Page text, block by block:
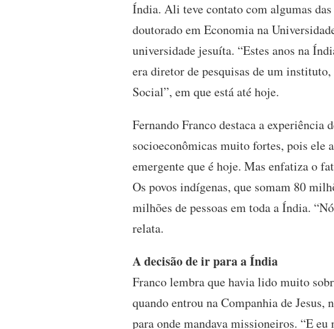
Índia. Ali teve contato com algumas
doutorado em Economia na
universidade jesuíta. “Estes anos na
era diretor de pesquisas de um
Social”, em que está até hoje.
Fernando Franco destaca a
socioeconômicas muito fortes, pois ele
emergente que é hoje. Mas enfatiza o
Os povos indígenas, que somam 80
milhões de pessoas em toda a Índia.
relata.
A decisão de ir para a Índia
Franco lembra que havia lido muito
quando entrou na Companhia de
para onde mandava missioneiros. “E